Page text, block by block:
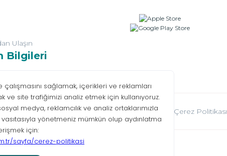
Ulaşın
Bilgileri
Bilgi Toplumu Hizmetleri KVKK Çerez Politikası